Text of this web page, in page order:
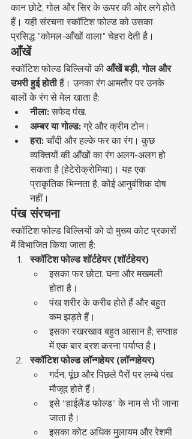
कान छोटे, गोल और सिर के ऊपर की ओर लगे होते
हैं। यही संरचना स्कॉटिश फोल्ड को उसका
प्रसिद्ध "कोमल-आँखों वाला" चेहरा देती है।
आँखें
स्कॉटिश फोल्ड बिल्लियों की आँखें बड़ी, गोल और
उभरी हुई होती हैं। उनका रंग आमतौर पर उनके
बालों के रंग से मेल खाता है:
नीला: सफेद पंख.
अम्बर या गोल्ड: ग्रे और क्रीम टोन।
हरा: चाँदी और हल्के फर का रंग। कुछ
व्यक्तियों की आँखों का रंग अलग-अलग हो
सकता है (हेटेरोक्रोमिया)। यह एक
प्राकृतिक भिन्नता है, कोई आनुवंशिक दोष
नहीं।
पंख संरचना
स्कॉटिश फोल्ड बिल्लियों को दो मुख्य कोट प्रकारों
में विभाजित किया जाता है:
स्कॉटिश फोल्ड शॉर्टहेयर (शॉर्टहेयर)
इसका फर छोटा, घना और मखमली
होता है।
पंख शरीर के करीब होते हैं और बहुत
कम झड़ते हैं।
इसका रखरखाव बहुत आसान है; सप्ताह
में एक बार ब्रश करना पर्याप्त है।
स्कॉटिश फोल्ड लॉन्गहेयर (लॉन्गहेयर)
गर्दन, पूंछ और पिछले पैरों पर लम्बे पंख
मौजूद होते हैं।
इसे “हाईलैंड फोल्ड” के नाम से भी जाना
जाता है।
इसका कोट अधिक मुलायम और रेशमी